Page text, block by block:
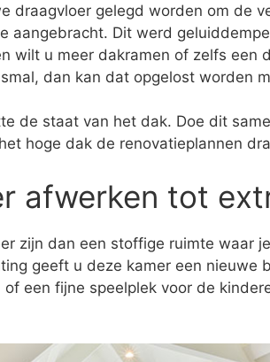
draagvloer gelegd worden om de
aangebracht. Dit werd
wilt u meer dakramen of zelfs
dan kan dat opgelost worden
de staat van het dak. Doe dit
hoge dak de renovatieplannen
afwerken tot
zijn dan een stoffige ruimte waar
geeft u deze kamer een nieuwe
een fijne speelplek voor de